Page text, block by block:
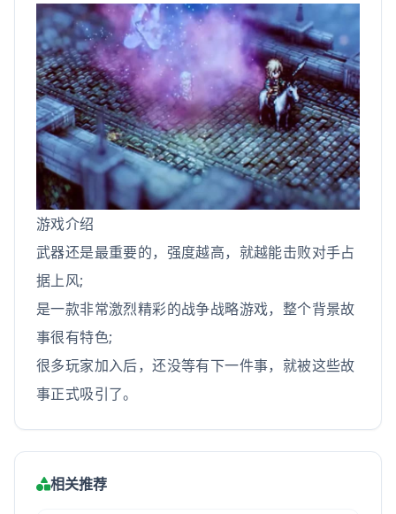
游戏介绍
武器还是最重要的，强度越高，就越能击败对手占
据上风;
是一款非常激烈精彩的战争战略游戏，整个背景故
事很有特色;
很多玩家加入后，还没等有下一件事，就被这些故
事正式吸引了。
相关推荐